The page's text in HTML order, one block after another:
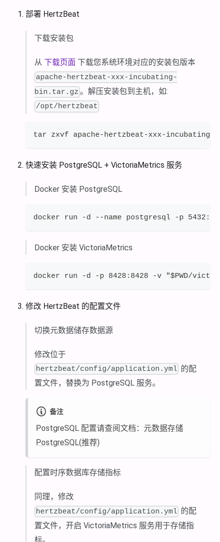
部署 HertzBeat
下载安装包
从 下载页面 下载您系统环境对应的安装包版本
apache-hertzbeat-xxx-incubating-
bin.tar.gz 。解压安装包到主机，如:
/opt/hertzbeat
tar zxvf apache-hertzbeat-xxx-incubating-
快速安装 PostgreSQL + VictoriaMetrics 服务
Docker 安装 PostgreSQL
docker run -d --name postgresql -p
Docker 安装 VictoriaMetrics
docker run -d -p 8428:8428 -v "$PWD/
修改 HertzBeat 的配置文件
切换元数据储存数据源
修改位于
hertzbeat/config/application.yml 的配
置文件，替换为 PostgreSQL 服务。
备注
PostgreSQL 配置请查阅文档： 元数据存储
PostgreSQL(推荐)
配置时序数据库存储指标
同理，修改
hertzbeat/config/application.yml 的配
置文件，开启 VictoriaMetrics 服务用于存储指
标。